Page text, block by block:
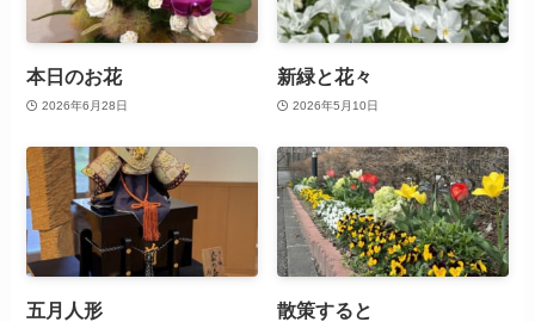
本日のお花
2026年6月28日
新緑と花々
2026年5月10日
五月人形 散策すると